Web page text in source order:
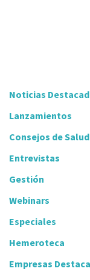
Noticias
Lanzamientos
Consejos de Salud
Entrevistas
Gestión
Webinars
Especiales
Hemeroteca
Empresas